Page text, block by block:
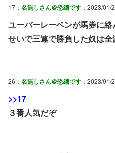
17： 名無しさん＠恐縮です ：2023/01/
ユーバーレーベンが馬券に
せいで三連で勝負した奴は全
26： 名無しさん＠恐縮です ：2023/01/
>>17
３番人気だぞ